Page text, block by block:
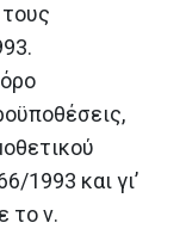
τους
1993 και γι’
το ν.